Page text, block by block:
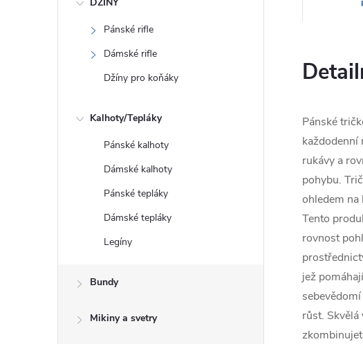
Pánské rifle
Dámské rifle
Džíny pro koňáky
Kalhoty/Tepláky
Pánské kalhoty
Dámské kalhoty
Pánské tepláky
Dámské tepláky
Legíny
Bundy
Mikiny a svetry
Pánské
každodenní
rukávy a
pohybu.
ohledem
Tento
rovnost
jež
růst.